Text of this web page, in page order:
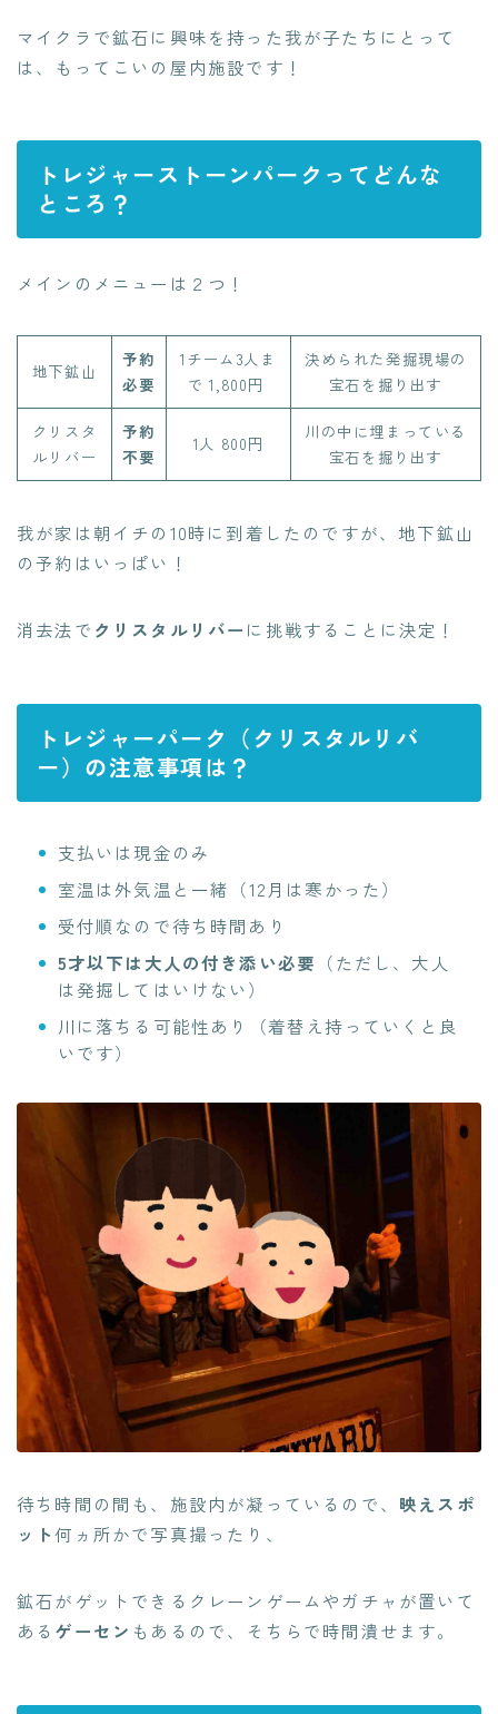
マイクラで鉱石に興味を持った我が子たちにとって
は、もってこいの屋内施設です！
トレジャーストーンパークってどんな
ところ？
メインのメニューは２つ！
地下鉱山
予約
必要
1チーム3人ま
で 1,800円
決められた発掘現場の
宝石を掘り出す
クリスタ
ルリバー
予約
不要
1人 800円
川の中に埋まっている
宝石を掘り出す
我が家は朝イチの10時に到着したのですが、地下鉱山
の予約はいっぱい！
消去法で クリスタルリバー に挑戦することに決定！
トレジャーパーク（クリスタルリバ
ー）の注意事項は？
支払いは現金のみ
室温は外気温と一緒 （12月は寒かった）
受付順なので待ち時間あり
5才以下は大人の付き添い必要 （ただし、大人
は発掘してはいけない）
川に落ちる可能性あり
（着替え持っていくと良
いです）
待ち時間の間も、施設内が凝っているので、 映えスポ
ット何ヵ所かで写真撮ったり、
鉱石がゲットできるクレーンゲームやガチャが置いて
ある ゲーセン もあるので、そちらで時間潰せます。